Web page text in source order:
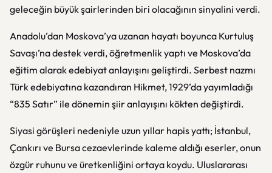
geleceğin büyük şairlerinden biri olacağının sinyalini verdi.
Anadolu’dan Moskova’ya uzanan hayatı boyunca Kurtuluş
Savaşı’na destek verdi, öğretmenlik yaptı ve Moskova’da
eğitim alarak edebiyat anlayışını geliştirdi. Serbest nazmı
Türk edebiyatına kazandıran Hikmet, 1929’da yayımladığı
“835 Satır” ile dönemin şiir anlayışını kökten değiştirdi.
Siyasi görüşleri nedeniyle uzun yıllar hapis yattı; İstanbul,
Çankırı ve Bursa cezaevlerinde kaleme aldığı eserler, onun
özgür ruhunu ve üretkenliğini ortaya koydu. Uluslararası